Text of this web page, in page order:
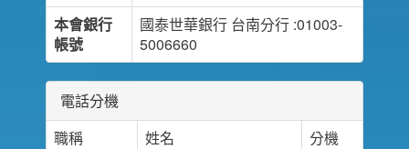
本會銀行
帳號
國泰世華銀行 台南分行 :01003-
5006660
電話分機
職稱
姓名
分機